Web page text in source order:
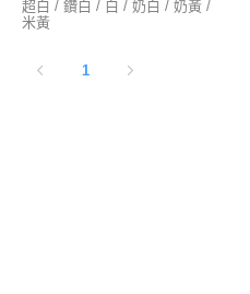
超白 / 鑽白 / 白 / 奶白 / 奶黃 /
米黃
1